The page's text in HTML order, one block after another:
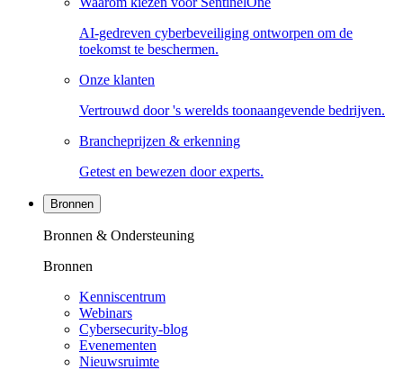
AI-gedreven cyberbeveiliging ontworpen om de
toekomst te beschermen.
Onze klanten
Vertrouwd door 's werelds toonaangevende bedrijven.
Brancheprijzen & erkenning
Getest en bewezen door experts.
Bronnen
Bronnen & Ondersteuning
Bronnen
Kenniscentrum
Webinars
Cybersecurity-blog
Evenementen
Nieuwsruimte